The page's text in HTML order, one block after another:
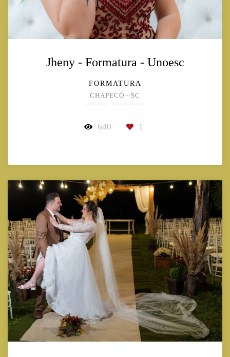
Jheny - Formatura - Unoesc
FORMATURA
CHAPECÓ - SC
640 1